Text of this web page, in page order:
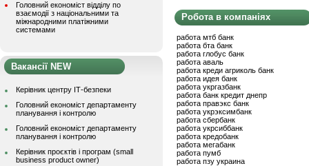
Головний економіст відділу по
взаємодії з національними та
міжнародними платіжними
системами
Вакансії NEW
Керівник центру ІТ-безпеки
Головний економіст департаменту
планування і контролю
Головний економіст департаменту
планування і контролю
Керівник проєктів і програм (small
business product owner)
Робота в компаніях
работа мтб банк
работа бта банк
работа глобус банк
работа аваль
работа креди агриколь банк
работа идея банк
работа укргазбанк
работа банк кредит днепр
работа правэкс банк
работа укрэксимбанк
работа сбербанк
работа укрсиббанк
работа кредобанк
работа мегабанк
работа пумб
работа пзу украина